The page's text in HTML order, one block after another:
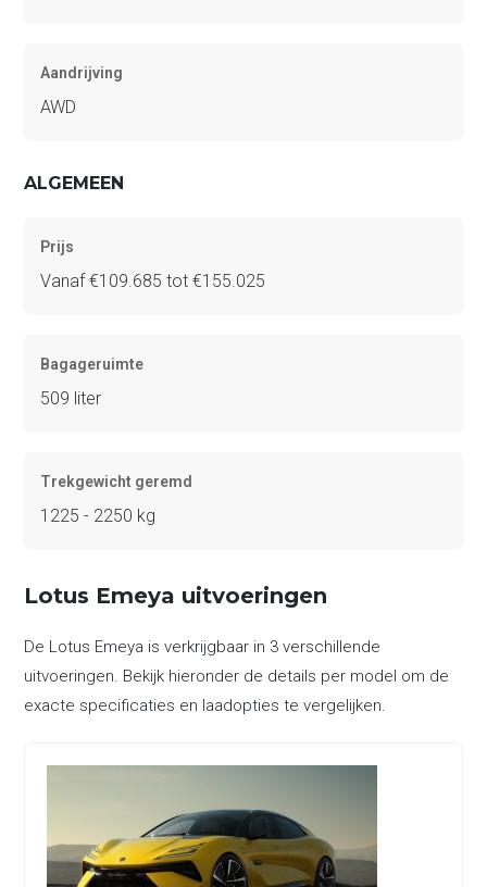
Aandrijving
AWD
ALGEMEEN
Prijs
Vanaf €109.685 tot €155.025
Bagageruimte
509 liter
Trekgewicht geremd
1225 - 2250 kg
Lotus Emeya uitvoeringen
De Lotus Emeya is verkrijgbaar in 3 verschillende
uitvoeringen. Bekijk hieronder de details per model om de
exacte specificaties en laadopties te vergelijken.